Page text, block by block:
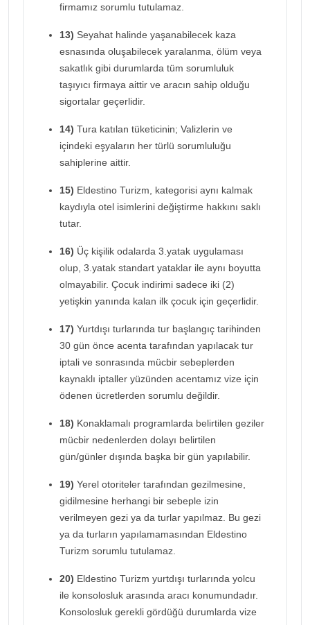
firmamız sorumlu tutulamaz.
13) Seyahat halinde yaşanabilecek kaza
esnasında oluşabilecek yaralanma, ölüm veya
sakatlık gibi durumlarda tüm sorumluluk
taşıyıcı firmaya aittir ve aracın sahip olduğu
sigortalar geçerlidir.
14) Tura katılan tüketicinin; Valizlerin ve
içindeki eşyaların her türlü sorumluluğu
sahiplerine aittir.
15) Eldestino Turizm, kategorisi aynı kalmak
kaydıyla otel isimlerini değiştirme hakkını saklı
tutar.
16) Üç kişilik odalarda 3.yatak uygulaması
olup, 3.yatak standart yataklar ile aynı boyutta
olmayabilir. Çocuk indirimi sadece iki (2)
yetişkin yanında kalan ilk çocuk için geçerlidir.
17) Yurtdışı turlarında tur başlangıç tarihinden
30 gün önce acenta tarafından yapılacak tur
iptali ve sonrasında mücbir sebeplerden
kaynaklı iptaller yüzünden acentamız vize için
ödenen ücretlerden sorumlu değildir.
18) Konaklamalı programlarda belirtilen geziler
mücbir nedenlerden dolayı belirtilen
gün/günler dışında başka bir gün yapılabilir.
19) Yerel otoriteler tarafından gezilmesine,
gidilmesine herhangi bir sebeple izin
verilmeyen gezi ya da turlar yapılmaz. Bu gezi
ya da turların yapılamamasından Eldestino
Turizm sorumlu tutulamaz.
20) Eldestino Turizm yurtdışı turlarında yolcu
ile konsolosluk arasında aracı konumundadır.
Konsolosluk gerekli gördüğü durumlarda vize